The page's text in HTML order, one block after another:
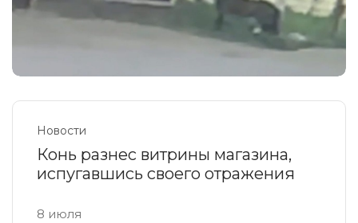
Новости
Конь разнес витрины магазина,
испугавшись своего отражения
8 июля